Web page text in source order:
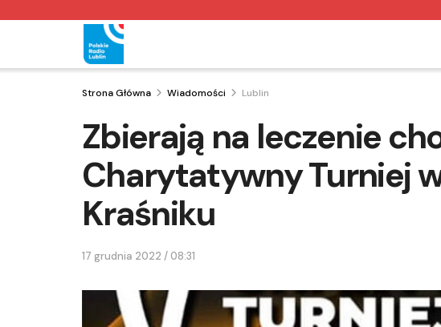
Strona Główna Wiadomości Lublin
Zbierają na leczenie
Charytatywny Turniej
Kraśniku
17 grudnia 2022 / 08:31